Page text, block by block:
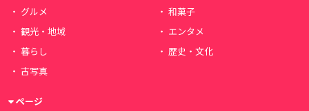
グルメ
和菓子
観光・地域
エンタメ
暮らし
歴史・文化
古写真
ページ